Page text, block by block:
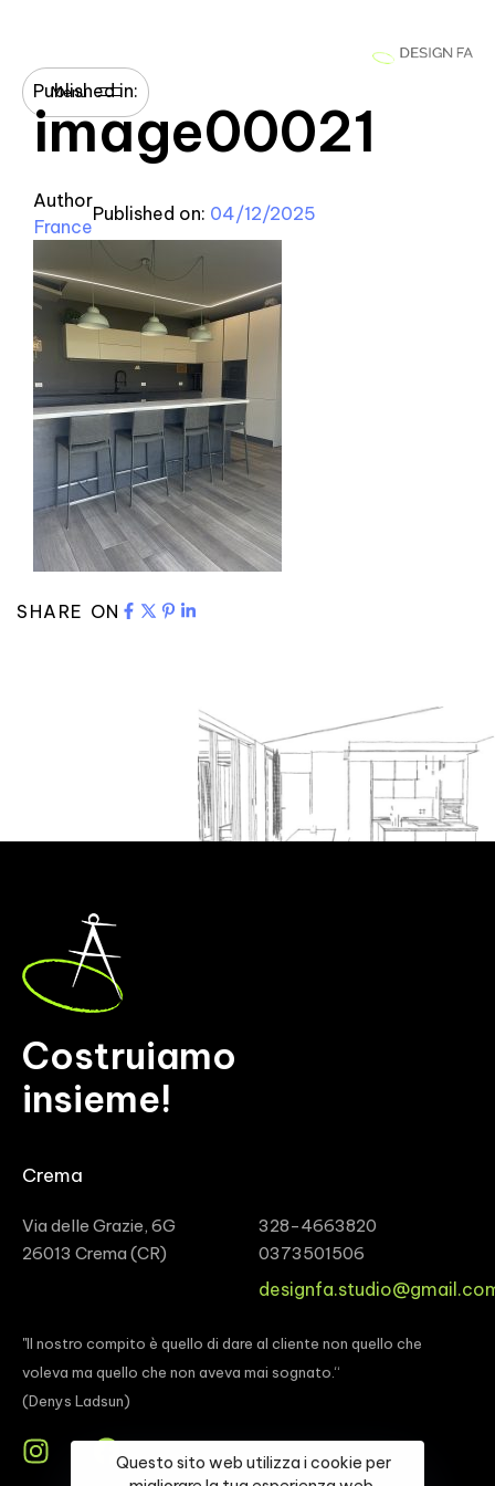
Menu
Published in:
image00021
Author
France
Published on: 04/12/2025
SHARE ON
Costruiamo
insieme!
Crema
Via delle Grazie, 6G
26013 Crema (CR)
328-4663820
0373501506
"Il nostro compito è quello di dare al cliente non quello che
voleva ma quello che non aveva mai sognato.“
(Denys Ladsun)
Questo sito web utilizza i cookie per